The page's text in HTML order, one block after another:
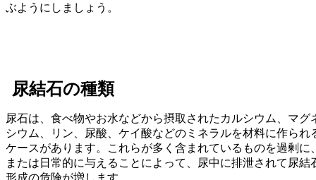
ぶようにしましょう。
尿結石の種類
尿石は、食べ物やお水などから摂取されたカルシウム、マグ
シウム、リン、尿酸、ケイ酸などのミネラルを材料に作られ
ケースがあります。これらが多く含まれているものを過剰に
または日常的に与えることによって、尿中に排泄されて尿結
形成の危険が増します。